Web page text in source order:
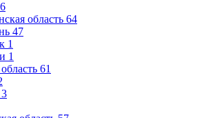
6
область 64
47
1
1
61
3